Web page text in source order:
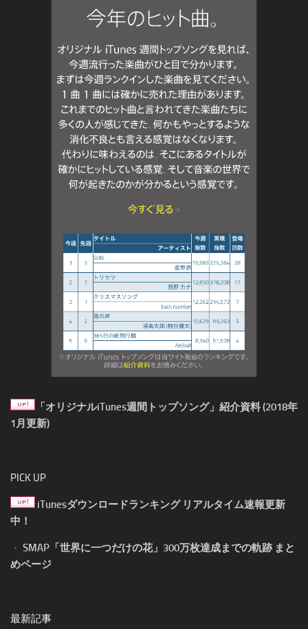
「オリジナルiTunes週間トップソング」紹介資料 (2018年
1月更新)
PICK UP
iTunesダウンロードランキング リアルタイム速報更新
中！
・ SMAP「世界に一つだけの花」300万枚達成までの軌跡 まと
めページ
最新記事